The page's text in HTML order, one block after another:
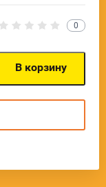
0
В корзину